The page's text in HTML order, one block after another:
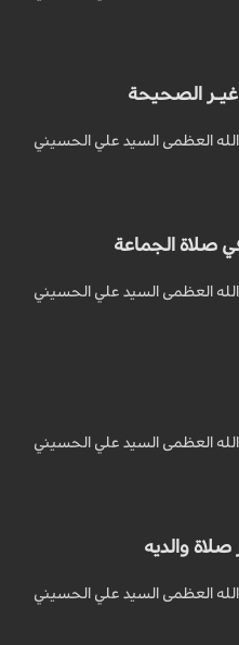
غيـر الصحيحة
العظمى السيد علي الحسيني
صلاة الجماعة
العظمى السيد علي الحسيني
العظمى السيد علي الحسيني
صلاة والديه
العظمى السيد علي الحسيني